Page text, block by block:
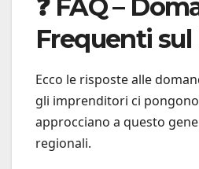
❓ FAQ –
Frequenti sul
Ecco le risposte alle
gli imprenditori ci
approcciano a questo
regionali.